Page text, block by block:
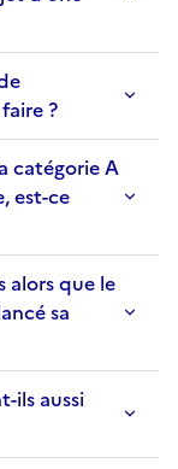
?
catégorie A
est-ce
alors que le
sa
ils aussi